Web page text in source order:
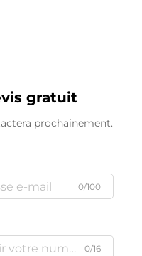
gratuit
prochainement.
0/100
0/16